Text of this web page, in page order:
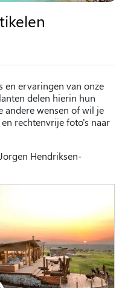
en ervaringen van onze
delen hierin hun
andere wensen of wil je
rechtenvrije foto's naar
Hendriksen-